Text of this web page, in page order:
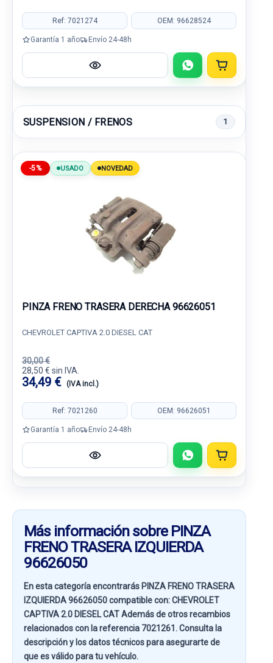
Ref: 7021274 OEM: 96628524
Garantía 1 año Envío 24-48h
SUSPENSION / FRENOS 1
-5% USADO NOVEDAD
PINZA FRENO TRASERA DERECHA 96626051
CHEVROLET CAPTIVA 2.0 DIESEL CAT
30,00 €
28,50 € sin IVA.
34,49 € (IVA incl.)
Ref: 7021260 OEM: 96626051
Garantía 1 año Envío 24-48h
Más información sobre PINZA
FRENO TRASERA IZQUIERDA
96626050
En esta categoría encontrarás PINZA FRENO TRASERA
IZQUIERDA 96626050 compatible con:CHEVROLET
CAPTIVA 2.0 DIESEL CATAdemás de otros recambios
relacionados con la referencia 7021261 . Consulta la
descripción y los datos técnicos para asegurarte de
que es válido para tu vehículo.